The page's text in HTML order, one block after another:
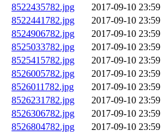
8522435782.jpg
2017-09-10 23:59
8522441782.jpg
2017-09-10 23:59
8524906782.jpg
2017-09-10 23:59
8525033782.jpg
2017-09-10 23:59
8525415782.jpg
2017-09-10 23:59
8526005782.jpg
2017-09-10 23:59
8526011782.jpg
2017-09-10 23:59
8526231782.jpg
2017-09-10 23:59
8526306782.jpg
2017-09-10 23:59
8526804782.jpg
2017-09-10 23:59